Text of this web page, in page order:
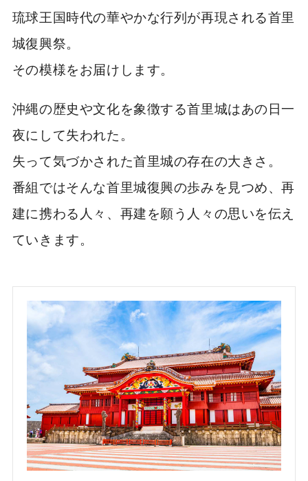
琉球王国時代の華やかな行列が再現される首里
城復興祭。
その模様をお届けします。
沖縄の歴史や文化を象徴する首里城はあの日一
夜にして失われた。
失って気づかされた首里城の存在の大きさ。
番組ではそんな首里城復興の歩みを見つめ、再
建に携わる人々、再建を願う人々の思いを伝え
ていきます。